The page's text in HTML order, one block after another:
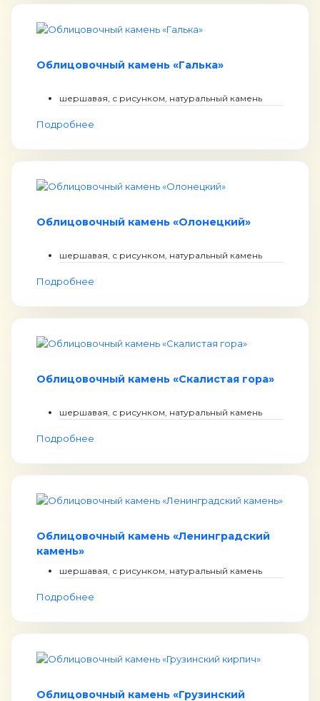
Облицовочный камень «Галька»
шершавая, с рисунком, натуральный камень
Подробнее
Облицовочный камень «Олонецкий»
шершавая, с рисунком, натуральный камень
Подробнее
Облицовочный камень «Скалистая гора»
шершавая, с рисунком, натуральный камень
Подробнее
Облицовочный камень «Ленинградский
камень»
шершавая, с рисунком, натуральный камень
Подробнее
Облицовочный камень «Грузинский